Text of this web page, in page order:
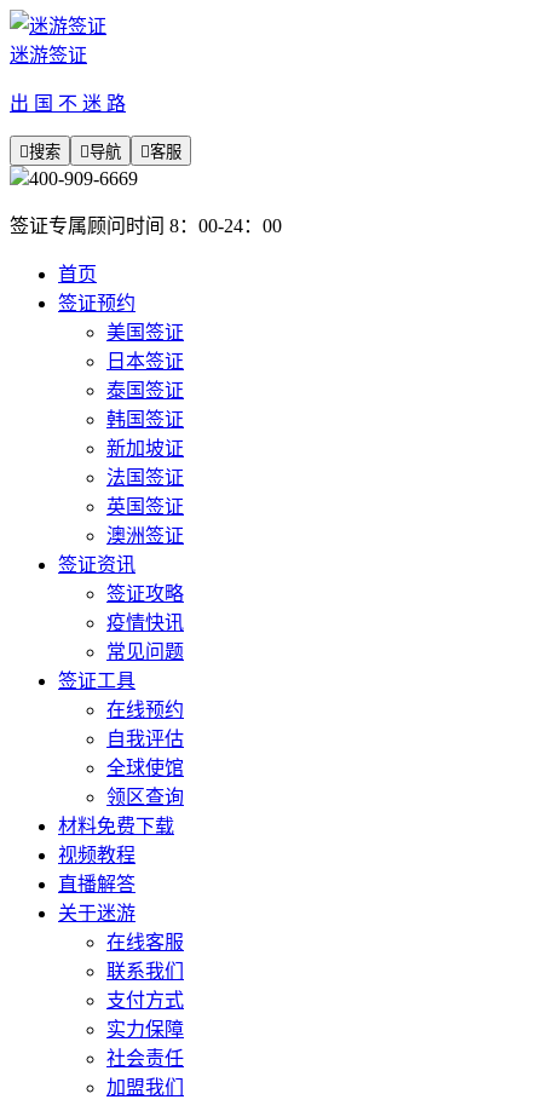
迷游签证
出 国 不 迷 路
搜索 导航 客服
400-909-6669
签证专属顾问时间 8：00-24：00
首页
签证预约
美国签证
日本签证
泰国签证
韩国签证
新加坡证
法国签证
英国签证
澳洲签证
签证资讯
签证攻略
疫情快讯
常见问题
签证工具
在线预约
自我评估
全球使馆
领区查询
材料免费下载
视频教程
直播解答
关于迷游
在线客服
联系我们
支付方式
实力保障
社会责任
加盟我们